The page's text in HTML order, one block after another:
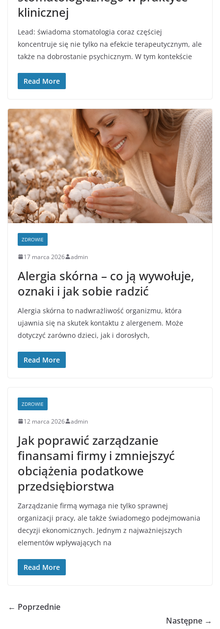
klinicznej
Lead: świadoma stomatologia coraz częściej
koncentruje się nie tylko na efekcie terapeutycznym, ale
także na dobrostanie psychicznym. W tym kontekście
Read More
ZDROWIE
17 marca 2026 admin
Alergia skórna – co ją wywołuje,
oznaki i jak sobie radzić
Alergia skórna to nadwrażliwość organizmu, która
ujawnia się na skutek kontaktu z alergenem. Może
dotyczyć zarówno dzieci, jak i dorosłych,
Read More
ZDROWIE
12 marca 2026 admin
Jak poprawić zarządzanie
finansami firmy i zmniejszyć
obciążenia podatkowe
przedsiębiorstwa
Zarządzanie firmą wymaga nie tylko sprawnej
organizacji pracy, ale także świadomego podejmowania
decyzji ekonomicznych. Jednym z najważniejszych
elementów wpływających na
Read More
← Poprzednie
Następne →